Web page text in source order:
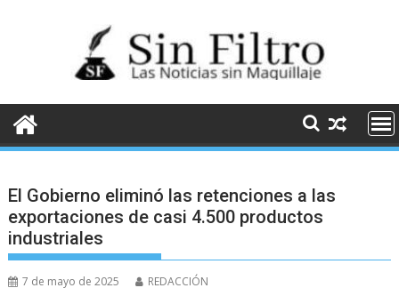
El Gobierno eliminó las retenciones a las
exportaciones de casi 4.500 productos
industriales
7 de mayo de 2025 REDACCIÓN